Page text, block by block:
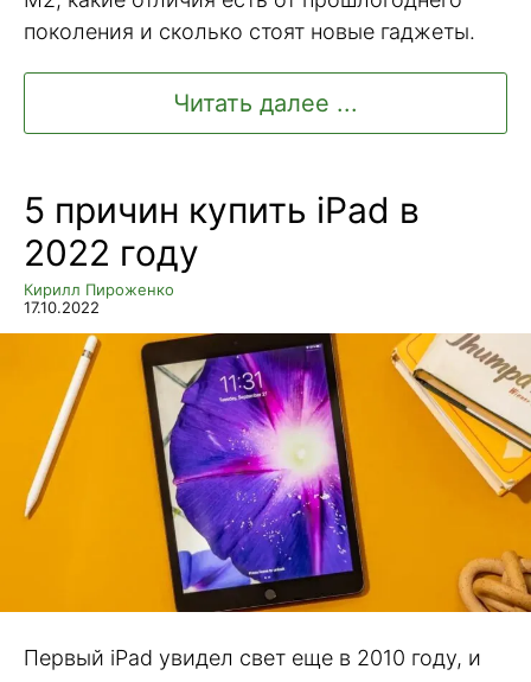
поколения и сколько стоят новые гаджеты.
Читать далее ...
5 причин купить iPad в
2022 году
Кирилл Пироженко
17.10.2022
Первый iPad увидел свет еще в 2010 году, и